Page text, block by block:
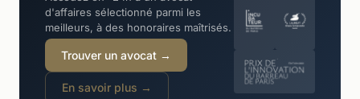
d'affaires sélectionné parmi les
meilleurs, à des honoraires maîtrisés.
Trouver un avocat →
En savoir plus →